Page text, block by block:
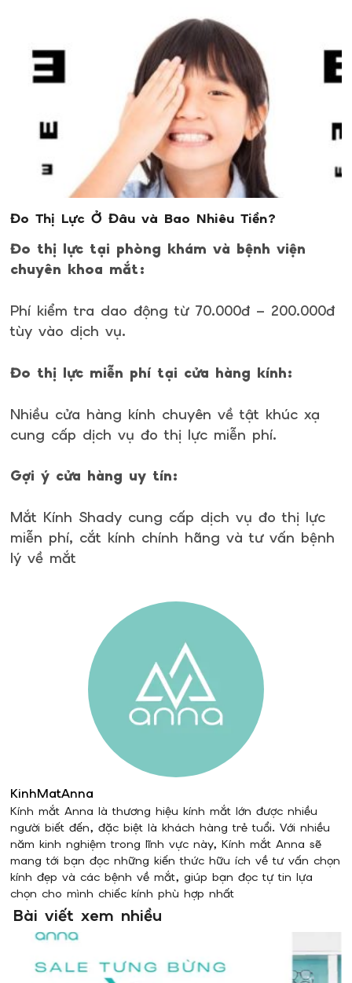
Đo Thị Lực Ở Đâu và Bao Nhiêu Tiền?
Đo thị lực tại phòng khám và bệnh viện
chuyên khoa mắt:
Phí kiểm tra dao động từ 70.000đ – 200.000đ
tùy vào dịch vụ.
Đo thị lực miễn phí tại cửa hàng kính:
Nhiều cửa hàng kính chuyên về tật khúc xạ
cung cấp dịch vụ đo thị lực miễn phí.
Gợi ý cửa hàng uy tín:
Mắt Kính Shady cung cấp dịch vụ đo thị lực
miễn phí, cắt kính chính hãng và tư vấn bệnh
lý về mắt
KinhMatAnna
Kính mắt Anna là thương hiệu kính mắt lớn được nhiều
người biết đến, đặc biệt là khách hàng trẻ tuổi. Với nhiều
năm kinh nghiệm trong lĩnh vực này, Kính mắt Anna sẽ
mang tới bạn đọc những kiến thức hữu ích về tư vấn chọn
kính đẹp và các bệnh về mắt, giúp bạn đọc tự tin lựa
chọn cho mình chiếc kính phù hợp nhất
Bài viết xem nhiều